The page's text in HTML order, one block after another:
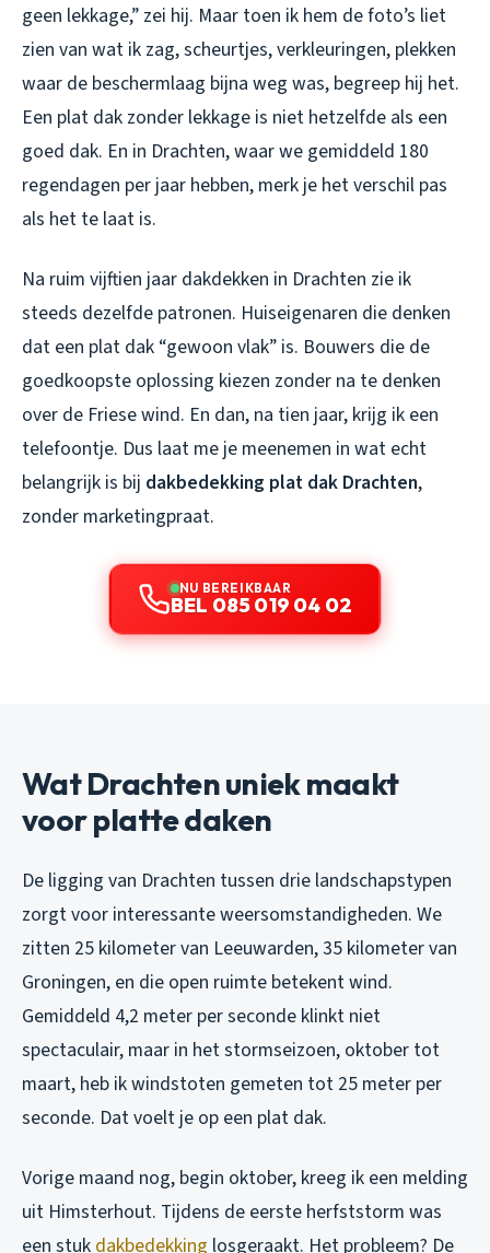
geen lekkage,” zei hij. Maar toen ik hem de foto’s liet
zien van wat ik zag, scheurtjes, verkleuringen, plekken
waar de beschermlaag bijna weg was, begreep hij het.
Een plat dak zonder lekkage is niet hetzelfde als een
goed dak. En in Drachten, waar we gemiddeld 180
regendagen per jaar hebben, merk je het verschil pas
als het te laat is.
Na ruim vijftien jaar dakdekken in Drachten zie ik
steeds dezelfde patronen. Huiseigenaren die denken
dat een plat dak “gewoon vlak” is. Bouwers die de
goedkoopste oplossing kiezen zonder na te denken
over de Friese wind. En dan, na tien jaar, krijg ik een
telefoontje. Dus laat me je meenemen in wat echt
belangrijk is bij dakbedekking plat dak Drachten,
zonder marketingpraat.
NU BEREIKBAAR
BEL 085 019 04 02
Wat Drachten uniek maakt
voor platte daken
De ligging van Drachten tussen drie landschapstypen
zorgt voor interessante weersomstandigheden. We
zitten 25 kilometer van Leeuwarden, 35 kilometer van
Groningen, en die open ruimte betekent wind.
Gemiddeld 4,2 meter per seconde klinkt niet
spectaculair, maar in het stormseizoen, oktober tot
maart, heb ik windstoten gemeten tot 25 meter per
seconde. Dat voelt je op een plat dak.
Vorige maand nog, begin oktober, kreeg ik een melding
uit Himsterhout. Tijdens de eerste herfststorm was
een stuk dakbedekking losgeraakt. Het probleem? De